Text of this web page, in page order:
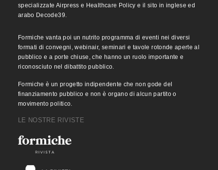
specializzate Airpress e Healthcare Policy e il sito in inglese ed
arabo Decode39.
Formiche vanta poi un nutrito programma di eventi nei diversi
formati di convegni, webinair, seminari e tavole rotonde aperte al
pubblico e a porte chiuse, che hanno un ruolo importante e
riconosciuto nel dibattito pubblico.
Formiche è un progetto indipendente che non gode del
finanziamento pubblico e non è organo di alcun partito o
movimento politico.
LE NOSTRE RIVISTE